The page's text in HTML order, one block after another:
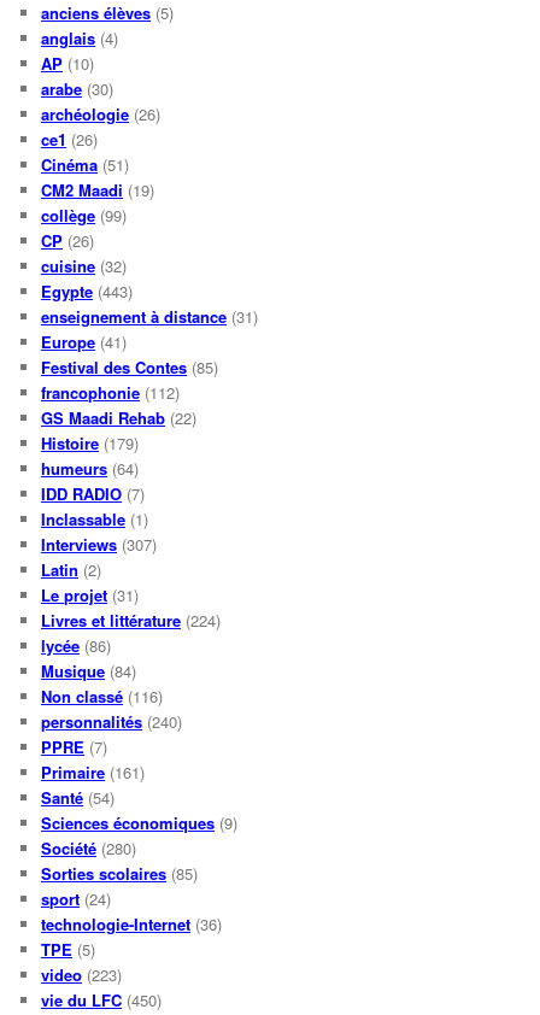
anciens élèves (5)
anglais (4)
AP (10)
arabe (30)
archéologie (26)
ce1 (26)
Cinéma (51)
CM2 Maadi (19)
collège (99)
CP (26)
cuisine (32)
Egypte (443)
enseignement à distance (31)
Europe (41)
Festival des Contes (85)
francophonie (112)
GS Maadi Rehab (22)
Histoire (179)
humeurs (64)
IDD RADIO (7)
Inclassable (1)
Interviews (307)
Latin (2)
Le projet (31)
Livres et littérature (224)
lycée (86)
Musique (84)
Non classé (116)
personnalités (240)
PPRE (7)
Primaire (161)
Santé (54)
Sciences économiques (9)
Société (280)
Sorties scolaires (85)
sport (24)
technologie-Internet (36)
TPE (5)
video (223)
vie du LFC (450)